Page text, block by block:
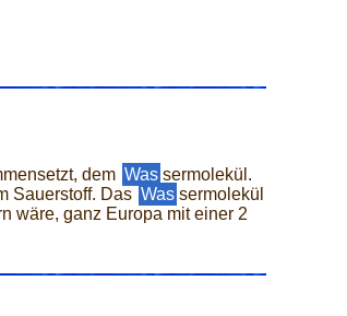
dem Was sermolekül.
Sauerstoff. Das Was sermolekül
wäre, ganz Europa mit einer 2